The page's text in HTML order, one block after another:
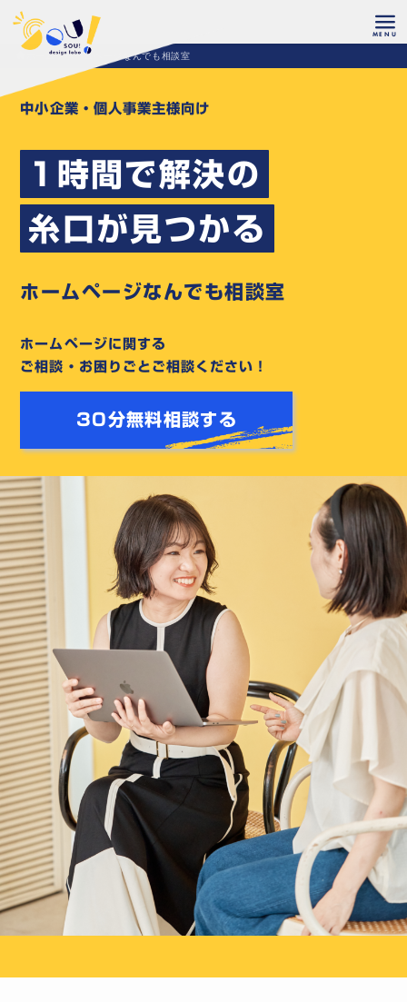
ホーム ホームページなんでも相談室
中小企業・個人事業主様向け
1時間で解決の
糸口が見つかる
ホームページなんでも相談室
ホームページに関する
ご相談・お困りごとご相談ください！
30分無料相談する